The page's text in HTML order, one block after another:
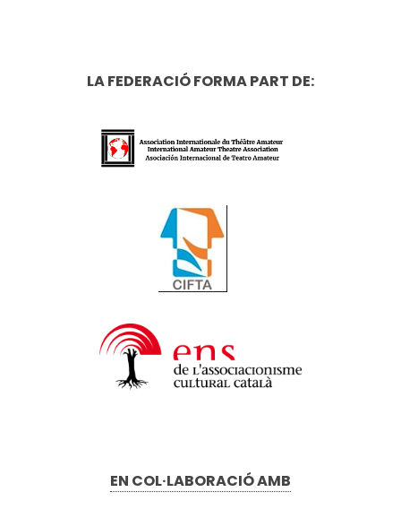
LA FEDERACIÓ FORMA PART DE:
EN COL·LABORACIÓ AMB